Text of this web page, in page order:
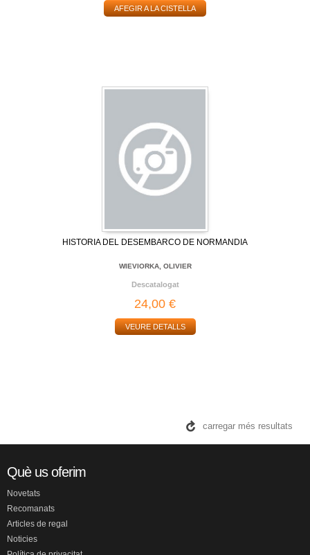
AFEGIR A LA CISTELLA
HISTORIA DEL DESEMBARCO DE NORMANDIA
WIEVIORKA, OLIVIER
Descatalogat
24,00 €
VEURE DETALLS
carregar més resultats
Què us oferim
Novetats
Recomanats
Articles de regal
Noticies